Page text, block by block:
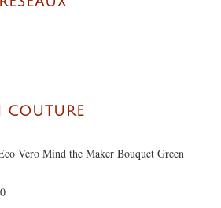
COUTURE
Vero Mind the Maker Bouquet Green